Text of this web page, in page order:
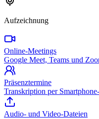
Aufzeichnung
Online-Meetings
Google Meet, Teams und
Präsenztermine
Transkription per
Audio- und Video-Dateien